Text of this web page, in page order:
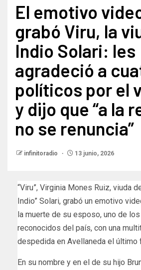
El emotivo
grabó Viru, la
Indio Solari: les
agradeció a
políticos por el
y dijo que “a la
no se renuncia”
infinitoradio 13 junio, 2026
“Viru”, Virginia Mones Ruiz, viuda
Indio” Solari, grabó un emotivo
la muerte de su esposo, uno de
reconocidos del país, con una
despedida en Avellaneda el último
En su nombre y en el de su hijo